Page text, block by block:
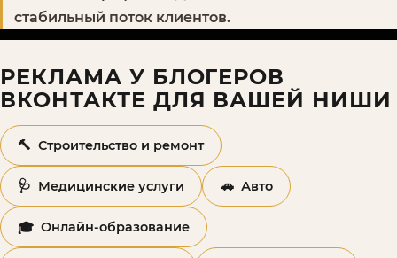
стабильный поток клиентов.
РЕКЛАМА У БЛОГЕРОВ
ВКОНТАКТЕ ДЛЯ ВАШЕЙ НИШИ
🔨 Строительство и ремонт
🩺 Медицинские услуги 🚗 Авто
🎓 Онлайн-образование